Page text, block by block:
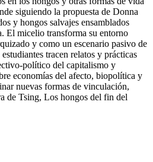
siguiendo la propuesta de Donna
y hongos salvajes ensamblados
El micelio transforma su entorno
y como un escenario pasivo de
tracen relatos y prácticas
político del capitalismo y
economías del afecto, biopolítica y
nuevas formas de vinculación,
de Tsing, Los hongos del fin del